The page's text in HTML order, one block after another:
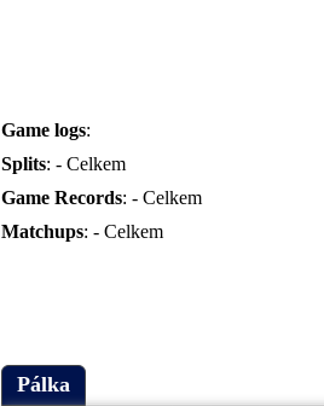
Game logs:
Splits: - Celkem
Game Records: - Celkem
Matchups: - Celkem
Pálka